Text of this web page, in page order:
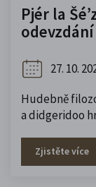
Pjér la
odevzdání
27. 10.
Hudebně
a didgeridoo
Zjistěte více